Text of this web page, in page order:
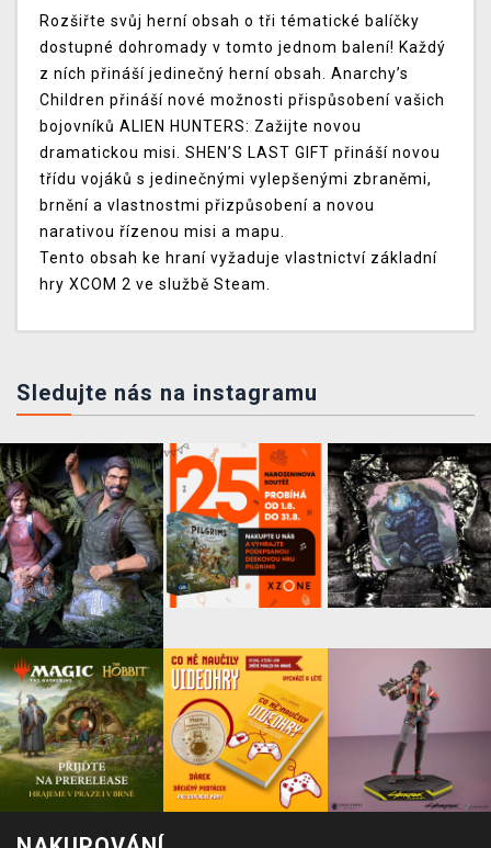
Rozšiřte svůj herní obsah o tři tématické balíčky
dostupné dohromady v tomto jednom balení! Každý
z ních přináší jedinečný herní obsah. Anarchy’s
Children přináší nové možnosti přispůsobení vašich
bojovníků ALIEN HUNTERS: Zažijte novou
dramatickou misi. SHEN’S LAST GIFT přináší novou
třídu vojáků s jedinečnými vylepšenými zbraněmi,
brnění a vlastnostmi přizpůsobení a novou
narativou řízenou misi a mapu.
Tento obsah ke hraní vyžaduje vlastnictví základní
hry XCOM 2 ve službě Steam.
Sledujte nás na instagramu